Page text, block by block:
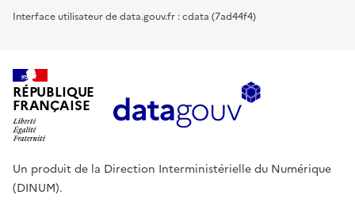
Interface utilisateur de data.gouv.fr : cdata (7ad44f4)
RÉPUBLIQUE
FRANÇAISE
Un produit de la Direction Interministérielle du Numérique
(DINUM).